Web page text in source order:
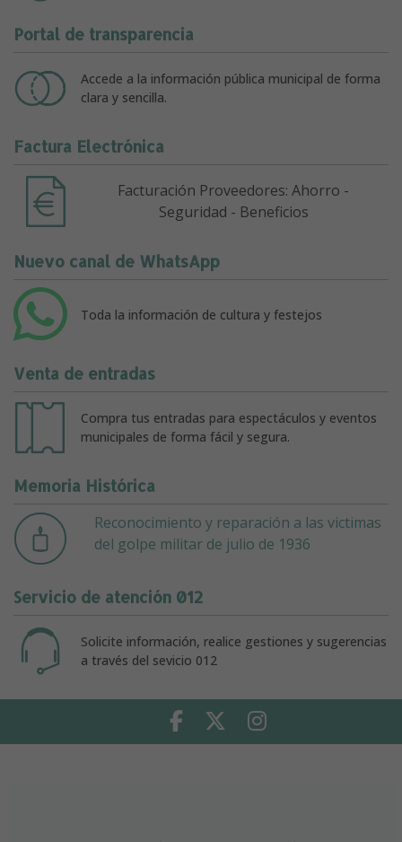
Portal de transparencia
Accede a la información pública municipal de forma
clara y sencilla.
Factura Electrónica
Facturación Proveedores: Ahorro -
Seguridad - Beneficios
Nuevo canal de WhatsApp
Toda la información de cultura y festejos
Venta de entradas
Compra tus entradas para espectáculos y eventos
municipales de forma fácil y segura.
Memoria Histórica
Reconocimiento y reparación a las victimas
del golpe militar de julio de 1936
Servicio de atención 012
Solicite información, realice gestiones y sugerencias
a través del sevicio 012
Facebook Twitter Instagram